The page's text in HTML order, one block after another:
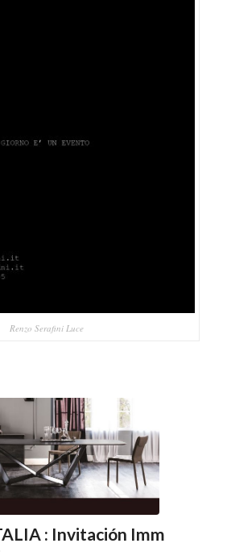
Renzo Serafini Luce
: Invitación Imm